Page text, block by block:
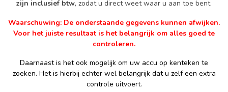
zijn inclusief btw, zodat u direct weet waar u aan toe bent.
Waarschuwing: De onderstaande gegevens kunnen afwijken.
Voor het juiste resultaat is het belangrijk om alles goed te
controleren.
Daarnaast is het ook mogelijk om uw accu op kenteken te
zoeken. Het is hierbij echter wel belangrijk dat u zelf een extra
controle uitvoert.